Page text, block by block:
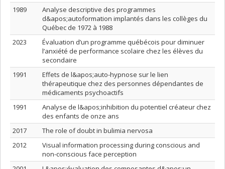
1989
Analyse descriptive des programmes
d&apos;autoformation implantés dans les collèges du
Québec de 1972 à 1988
2023
Évaluation d’un programme québécois pour diminuer
l’anxiété de performance scolaire chez les élèves du
secondaire
1991
Effets de l&apos;auto-hypnose sur le lien
thérapeutique chez des personnes dépendantes de
médicaments psychoactifs
1991
Analyse de l&apos;inhibition du potentiel créateur chez
des enfants de onze ans
2017
The role of doubt in bulimia nervosa
2012
Visual information processing during conscious and
non-conscious face perception